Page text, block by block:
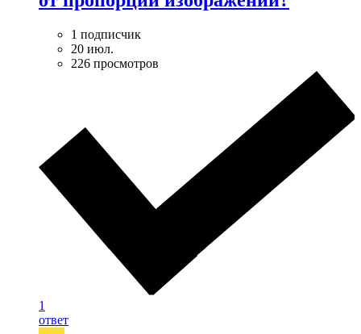
1 подписчик
20 июл.
226 просмотров
1
ответ